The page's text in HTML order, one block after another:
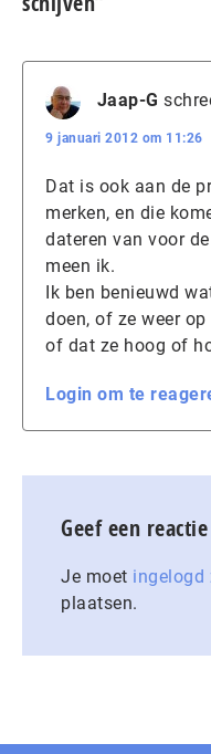
Jaap-G
9 januari 2012 om 11:26
Dat is ook aan de
merken, en die
dateren van voor
meen ik.
Ik ben benieuwd
doen, of ze weer
of dat ze hoog of
Login om te
Geef een reactie
Je moet ingelogd
plaatsen.